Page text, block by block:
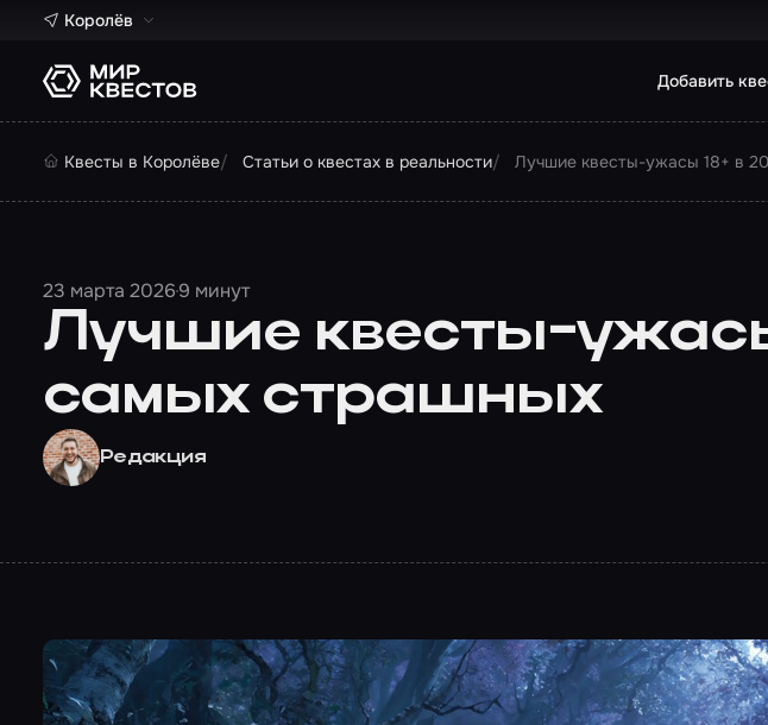
Королёв
Добавить
Квесты в Королёве Статьи о квестах в реальности Лучшие квесты-ужасы 18+ в
23 марта 20269 минут
Лучшие квесты-ужасы
самых страшных
Редакция